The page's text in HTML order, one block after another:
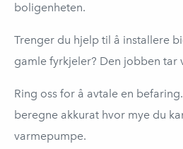
boligenheten.
Trenger du hjelp til å installere
gamle fyrkjeler? Den jobben tar
Ring oss for å avtale en
beregne akkurat hvor mye du
varmepumpe.